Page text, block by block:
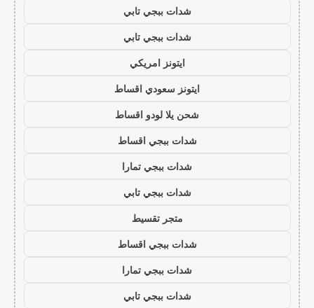
شدات ببجي تابي
شدات ببجي تابي
ايتونز امريكي
ايتونز سعودي اقساط
شحن يلا لودو اقساط
شدات ببجي اقساط
شدات ببجي تمارا
شدات ببجي تابي
متجر تقسيط
شدات ببجي اقساط
شدات ببجي تمارا
شدات ببجي تابي